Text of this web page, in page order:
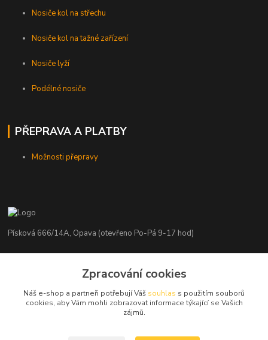
Nosiče kol na střechu
Nosiče kol na tažné zařízení
Nosiče lyží
Podélné nosiče
PŘEPRAVA A PLATBY
Možnosti přepravy
Písková 666/14A, Opava (otevřeno Po-Pá 9-17 hod)
+420 776 839 986
info@nosice.com
Zpracování cookies
Náš e-shop a partneři potřebují Váš souhlas s použitím souborů
cookies, aby Vám mohli zobrazovat informace týkající se Vašich
zájmů.